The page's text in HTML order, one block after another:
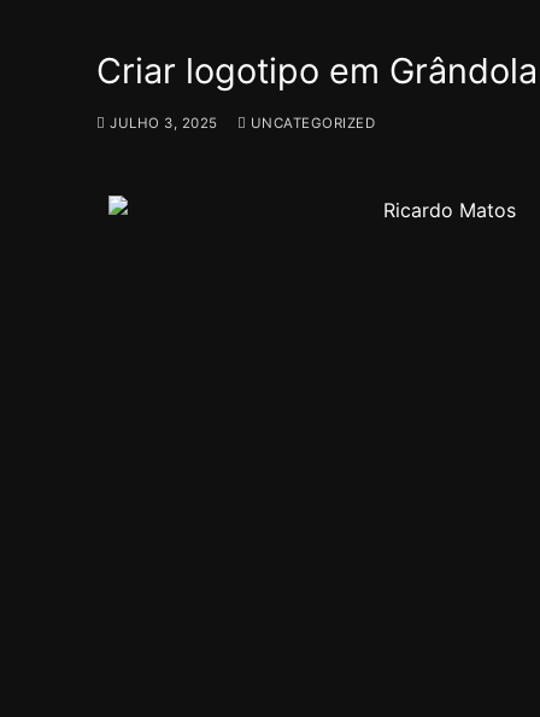
Criar logotipo em Grândola
JULHO 3, 2025 UNCATEGORIZED